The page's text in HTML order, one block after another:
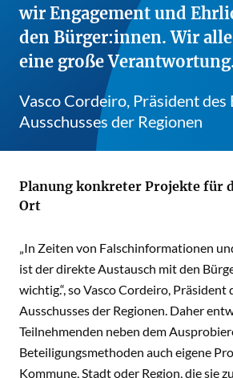
wir Engagement und
den Bürger:innen. Wir
eine große
Vasco Cordeiro, Präsident des
Ausschusses der Regionen
Planung konkreter Projekte für
Ort
„In Zeiten von Falschinformationen
ist der direkte Austausch mit den
wichtig.“, so Vasco Cordeiro, Präsident
Ausschusses der Regionen. Daher
Teilnehmenden neben dem
Beteiligungsmethoden auch eigene
Kommune, Stadt oder Region, die sie